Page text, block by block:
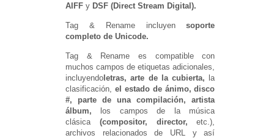
AIFF y DSF (Direct Stream Digital).
Tag & Rename incluyensoporte
completo de Unicode.
Tag & Rename es compatible con
muchos campos de etiquetas adicionales,
incluyendo letras, arte de la cubierta, la
clasificación, el estado de ánimo, disco
#, parte de una compilación, artista
álbum, los campos de la música
clásica (compositor, director, etc.),
archivos relacionados de URL y así